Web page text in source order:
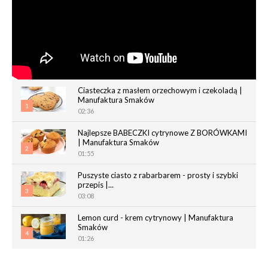
1
Ciasteczka z masłem orzechowym i czekoladą |
Manufaktura Smaków
02:36
2
Najlepsze BABECZKI cytrynowe Z BORÓWKAMI
| Manufaktura Smaków
01:55
3
Puszyste ciasto z rabarbarem - prosty i szybki
przepis |...
03:08
4
Lemon curd - krem cytrynowy | Manufaktura
Smaków
01:26